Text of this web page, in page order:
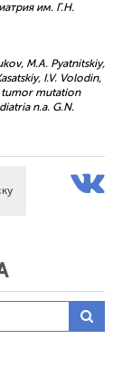
им. Г.Н.
M.A. Pyatnitskiy,
I.V. Volodin,
tumor mutation
n.a. G.N.